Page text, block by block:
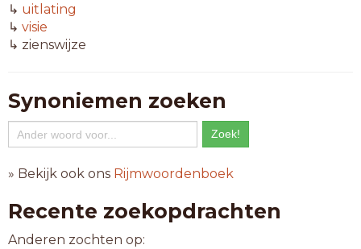
↳ uitlating
↳ visie
↳ zienswijze
Synoniemen zoeken
» Bekijk ook ons Rijmwoordenboek
Recente zoekopdrachten
Anderen zochten op: